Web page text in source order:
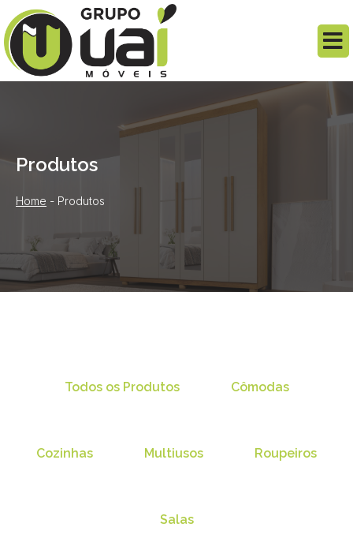
Produtos
Home - Produtos
Todos os Produtos Cômodas
Cozinhas Multiusos Roupeiros
Salas